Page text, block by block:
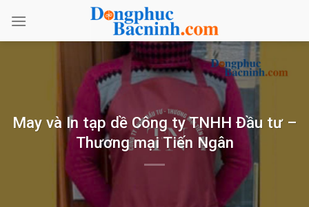
qua
nội
May và In tạp dề Công ty TNHH Đầu tư –
Thương mại Tiến Ngân